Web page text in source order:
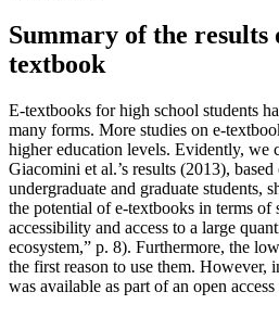
Summary of the results
textbook
E-textbooks for high school students
many forms. More studies on e-
higher education levels. Evidently, we
Giacomini et al.’s results (2013),
undergraduate and graduate students,
the potential of e-textbooks in terms of
accessibility and access to a large
ecosystem,” p. 8). Furthermore, the
the first reason to use them. However,
was available as part of an open access